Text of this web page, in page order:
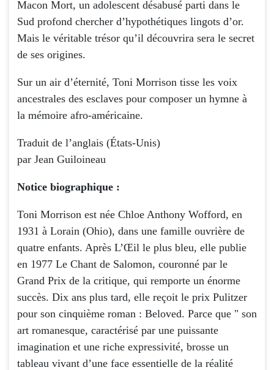
Macon Mort, un adolescent désabusé parti dans le
Sud profond chercher d’hypothétiques lingots d’or.
Mais le véritable trésor qu’il découvrira sera le secret
de ses origines.
Sur un air d’éternité, Toni Morrison tisse les voix
ancestrales des esclaves pour composer un hymne à
la mémoire afro-américaine.
Traduit de l’anglais (États-Unis)
par Jean Guiloineau
Notice biographique :
Toni Morrison est née Chloe Anthony Wofford, en
1931 à Lorain (Ohio), dans une famille ouvrière de
quatre enfants. Après L’Œil le plus bleu, elle publie
en 1977 Le Chant de Salomon, couronné par le
Grand Prix de la critique, qui remporte un énorme
succès. Dix ans plus tard, elle reçoit le prix Pulitzer
pour son cinquième roman : Beloved. Parce que " son
art romanesque, caractérisé par une puissante
imagination et une riche expressivité, brosse un
tableau vivant d’une face essentielle de la réalité